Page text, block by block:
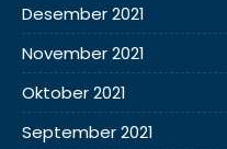
Desember 2021
November 2021
Oktober 2021
September 2021